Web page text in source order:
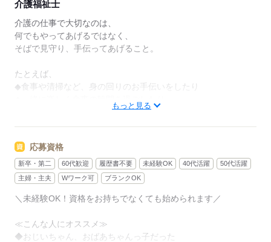
介護福祉士
介護の仕事で大切なのは、
何でもやってあげるではなく、
そばで見守り、手伝ってあげること。
たとえば、
◆食事や清掃など、身の回りのお手伝いをしたり
◆カラオケや、体操などのレクを楽しんだり
ご利用者さんに合わせた
接し方をすることが重要です。
仕事をしながら覚えていけます。
困ったこと、不安なことは
抱え込まずに何でも相談してくださいね。
もっと見る
応募資格
新卒・第二 60代歓迎 履歴書不要 未経験OK 40代活躍
50代活躍
主婦・主夫
Wワーク可 ブランクOK
＼未経験OK！資格をお持ちでなくても始められます／
≪こんな人にオススメ≫
◆おじいちゃん、おばあちゃんっ子だった